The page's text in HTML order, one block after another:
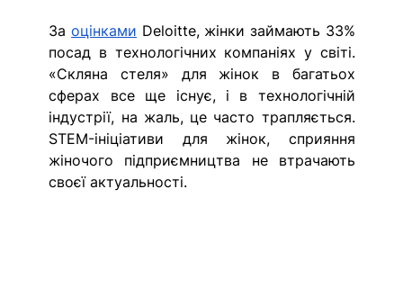
За оцінками Deloitte, жінки займають 33%
посад в технологічних компаніях у світі.
«Скляна стеля» для жінок в багатьох
сферах все ще існує, і в технологічній
індустрії, на жаль, це часто трапляється.
STEM-ініціативи для жінок, сприяння
жіночого підприємництва не втрачають
своєї актуальності.